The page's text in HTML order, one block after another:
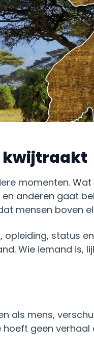
kwijtraakt
momenten. Wat
anderen gaat
mensen boven
opleiding, status
Wie iemand is,
als mens,
hoeft geen verhaal